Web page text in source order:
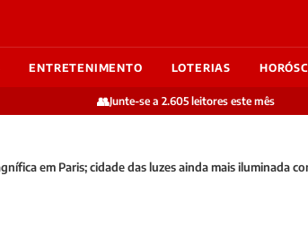
ENTRETENIMENTO LOTERIAS
👥Junte-se a 2.605 leitores este mês
em Paris; cidade das luzes ainda mais iluminada